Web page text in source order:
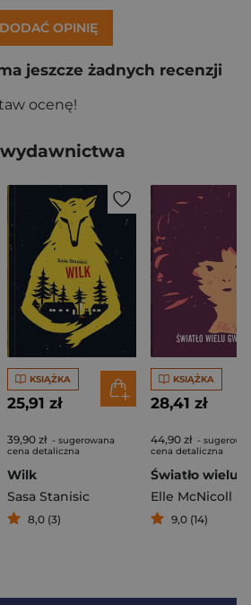
OPINIĘ
jeszcze żadnych recenzji
ocenę!
KSIĄŻKA
25,91 zł
39,90 zł - sugerowana
cena detaliczna
Wilk
Sasa Stanisic
8,0 (3)
KSIĄŻKA
28,41 zł
44,90 zł -
cena detaliczna
Elle McNicoll
9,0 (14)